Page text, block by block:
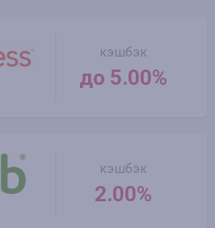
кэшбэк
до 5.00%
кэшбэк
2.00%